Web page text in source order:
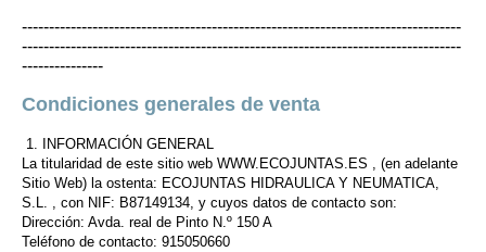
---------------------------------------------------------------------------------
---------------------------------------------------------------------------------
---------------
Condiciones generales de venta
1. INFORMACIÓN GENERAL
La titularidad de este sitio web WWW.ECOJUNTAS.ES , (en adelante
Sitio Web) la ostenta: ECOJUNTAS HIDRAULICA Y NEUMATICA,
S.L. , con NIF: B87149134, y cuyos datos de contacto son:
Dirección: Avda. real de Pinto N.º 150 A
Teléfono de contacto: 915050660